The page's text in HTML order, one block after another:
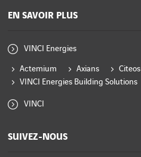
EN SAVOIR PLUS
VINCI Energies
Actemium Axians Citeos
VINCI Energies Building Solutions
VINCI
SUIVEZ-NOUS